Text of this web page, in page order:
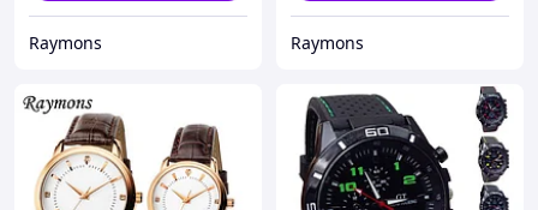
Raymons Raymons